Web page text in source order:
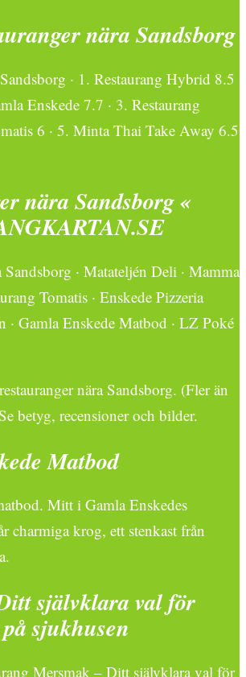
nära Sandsborg
· 1. Restaurang Hybrid 8.5
Enskede 7.7 · 3. Restaurang
6 · 5. Minta Thai Take Away 6.5
nära Sandsborg «
Sandsborg · Matateljén Deli · Mamma
Tomatis · Enskede Pizzeria
Gamla Enskede Matbod · LZ Poké
nära Sandsborg. (Fler än
betyg, recensioner och bilder.
Matbod
Mitt i Gamla Enskedes
charmiga krog, ett stenkast från
självklara val för
sjukhusen
Mersmak – Ditt självklara val för